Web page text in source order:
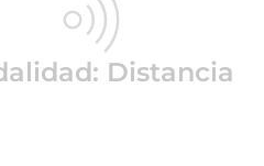
Distancia